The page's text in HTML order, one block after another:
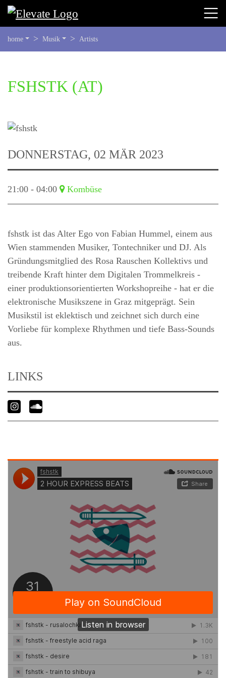
BEFINDEN
SICH
home Musik Artists
BEGINN
DESFSHSTK (AT)
DONNERSTAG, 02 MÄR 2023
21:00 - 04:00 Kombüse
fshstk ist das Alter Ego von Fabian Hummel, einem aus
Wien stammenden Musiker, Tontechniker und DJ. Als
Gründungsmitglied des Rosa Rauschen Kollektivs und
treibende Kraft hinter dem Digitalen Trommelkreis -
einer produktionsorientierten Workshopreihe - hat er die
elektronische Musikszene in Graz mitgeprägt. Sein
Musikstil ist eklektisch und zeichnet sich durch eine
Vorliebe für komplexe Rhythmen und tiefe Bass-Sounds
aus.
LINKS